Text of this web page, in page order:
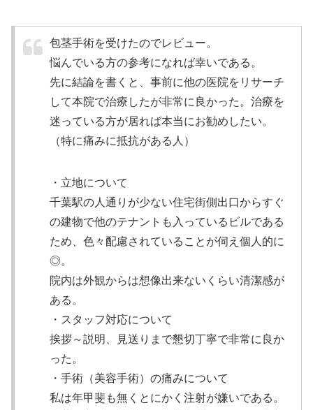
包茎手術を受けたのでレビュー。
悩んでいる方の参考になれば幸いである。
先に結論を書くと、事前に他の医院をリサーチ
して本院で治療したが非常に良かった。治療を
迷っている方が居れば本当にお勧めしたい。
（特に痛みに抵抗がある人）
・立地について
千葉駅の人通りが少ない住宅街側出口からすぐ
の建物で他のテナントも入っているビルである
ため、色々配慮されていることが伺え個人的に
◎。
院内は外観からは想像出来ないくらい清潔感が
ある。
・スタッフ対応について
挨拶～説明、見送りまで懇切丁寧で非常に良か
った。
・手術（美容手術）の痛みについて
私は年甲斐も無くとにかく注射が嫌いである。